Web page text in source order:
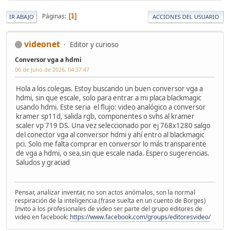
IR ABAJO Páginas 1 ACCIONES DEL USUARIO
videonet Editor y curioso
Conversor vga a hdmi
06 de Julio de 2026, 04:37:47
Hola a los colegas. Estoy buscando un buen conversor vga a
hdmi, sin que escale, solo para entrar a mi placa blackmagic
usando hdmi. Este seria el flujo: video analógico a conversor
kramer sp11d, salida rgb, componentes o svhs al kramer
scaler vp 719 DS. Una vez seleccionado por ej 768x1280 salgo
del conector vga al conversor hdmi y ahí entro al blackmagic
pci. Solo me falta comprar en conversor lo más transparente
de vga a hdmi, o sea,sin que escale nada. Espero sugerencias.
Saludos y graciad
Pensar, analizar inventar, no son actos anómalos, son la normal
respiración de la inteligencia.(frase suelta en un cuento de Borges)
Invito a los profesionales de video ser parte del grupo editores de
video en facebook: https://www.facebook.com/groups/editoresvideo/